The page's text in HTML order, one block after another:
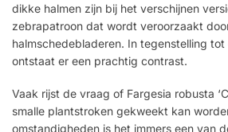
dikke halmen zijn bij het verschijnen
zebrapatroon dat wordt veroorzaakt
halmschedebladeren. In tegenstelling
ontstaat er een prachtig contrast.
Vaak rijst de vraag of Fargesia robusta
smalle plantstroken gekweekt kan
omstandigheden is het immers een van